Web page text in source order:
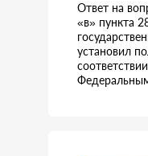
Ответ на
«в» пункта
установил